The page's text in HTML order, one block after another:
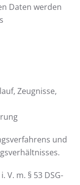
Daten werden
Zeugnisse,
und
V. m. § 53 DSG-